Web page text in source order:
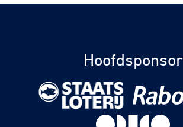
Hoofdsponsor